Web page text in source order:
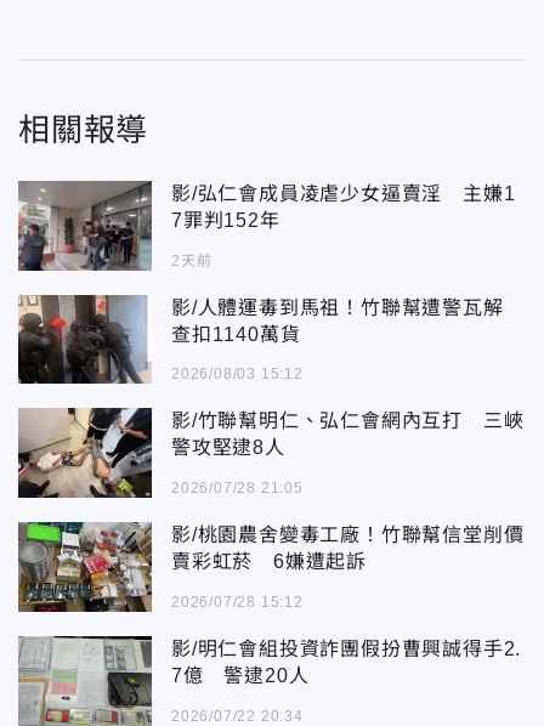
相關報導
影/弘仁會成員凌虐少女逼賣淫 主嫌1
7罪判152年
2天前
影/人體運毒到馬祖！竹聯幫遭警瓦解
查扣1140萬貨
2026/08/03 15:12
影/竹聯幫明仁、弘仁會網內互打 三峽
警攻堅逮8人
2026/07/28 21:05
影/桃園農舍變毒工廠！竹聯幫信堂削價
賣彩虹菸 6嫌遭起訴
2026/07/28 15:12
影/明仁會組投資詐團假扮曹興誠得手2.
7億 警逮20人
2026/07/22 20:34